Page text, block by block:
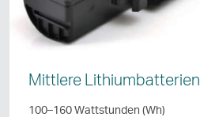
Mittlere Lithiumbatterien
100–160 Wattstunden (Wh)